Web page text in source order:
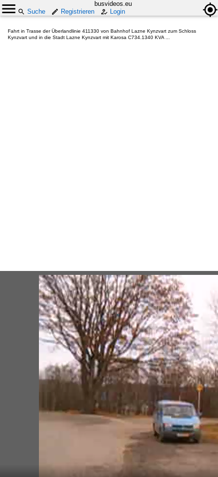
busvideos.eu
Suche
Registrieren Login
Fahrt in Trasse der Überlandlinie 411330 von Bahnhof Lazne Kynzvart zum Schloss
Kynzvart und in die Stadt Lazne Kynzvart mit Karosa C734.1340 KVA ...